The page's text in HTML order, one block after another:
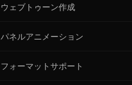
ウェブトゥーン作成
パネルアニメーション
フォーマットサポート